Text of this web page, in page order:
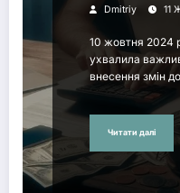
Dmitriy 11
10 жовтня 2024
ухвалила
внесення змін
Читати далі